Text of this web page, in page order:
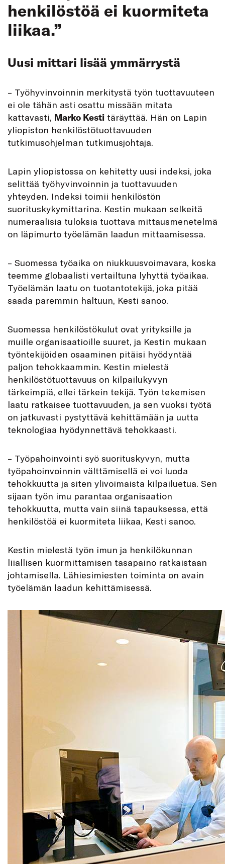
henkilöstöä ei kuormiteta
liikaa.”
Uusi mittari lisää ymmärrystä
– Työhyvinvoinnin merkitystä työn tuottavuuteen
ei ole tähän asti osattu missään mitata
kattavasti, Marko Kesti täräyttää. Hän on Lapin
yliopiston henkilöstötuottavuuden
tutkimusohjelman tutkimusjohtaja.
Lapin yliopistossa on kehitetty uusi indeksi, joka
selittää työhyvinvoinnin ja tuottavuuden
yhteyden. Indeksi toimii henkilöstön
suorituskykymittarina. Kestin mukaan selkeitä
numeraalisia tuloksia tuottava mittausmenetelmä
on läpimurto työelämän laadun mittaamisessa.
– Suomessa työaika on niukkuusvoimavara, koska
teemme globaalisti vertailtuna lyhyttä työaikaa.
Työelämän laatu on tuotantotekijä, joka pitää
saada paremmin haltuun, Kesti sanoo.
Suomessa henkilöstökulut ovat yrityksille ja
muille organisaatioille suuret, ja Kestin mukaan
työntekijöiden osaaminen pitäisi hyödyntää
paljon tehokkaammin. Kestin mielestä
henkilöstötuottavuus on kilpailukyvyn
tärkeimpiä, ellei tärkein tekijä. Työn tekemisen
laatu ratkaisee tuottavuuden, ja sen vuoksi työtä
on jatkuvasti pystyttävä kehittämään ja uutta
teknologiaa hyödynnettävä tehokkaasti.
– Työpahoinvointi syö suorituskyvyn, mutta
työpahoinvoinnin välttämisellä ei voi luoda
tehokkuutta ja siten ylivoimaista kilpailuetua. Sen
sijaan työn imu parantaa organisaation
tehokkuutta, mutta vain siinä tapauksessa, että
henkilöstöä ei kuormiteta liikaa, Kesti sanoo.
Kestin mielestä työn imun ja henkilökunnan
liiallisen kuormittamisen tasapaino ratkaistaan
johtamisella. Lähiesimiesten toiminta on avain
työelämän laadun kehittämisessä.